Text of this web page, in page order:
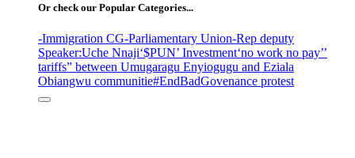
Or check our Popular Categories...
-Immigration CG-Parliamentary Union-Rep deputy
Speaker:Uche Nnaji‘$PUN’ Investment‘no work no pay’’
tariffs” between Umugaragu Enyiogugu and Eziala
Obiangwu communitie#EndBadGovenance protest